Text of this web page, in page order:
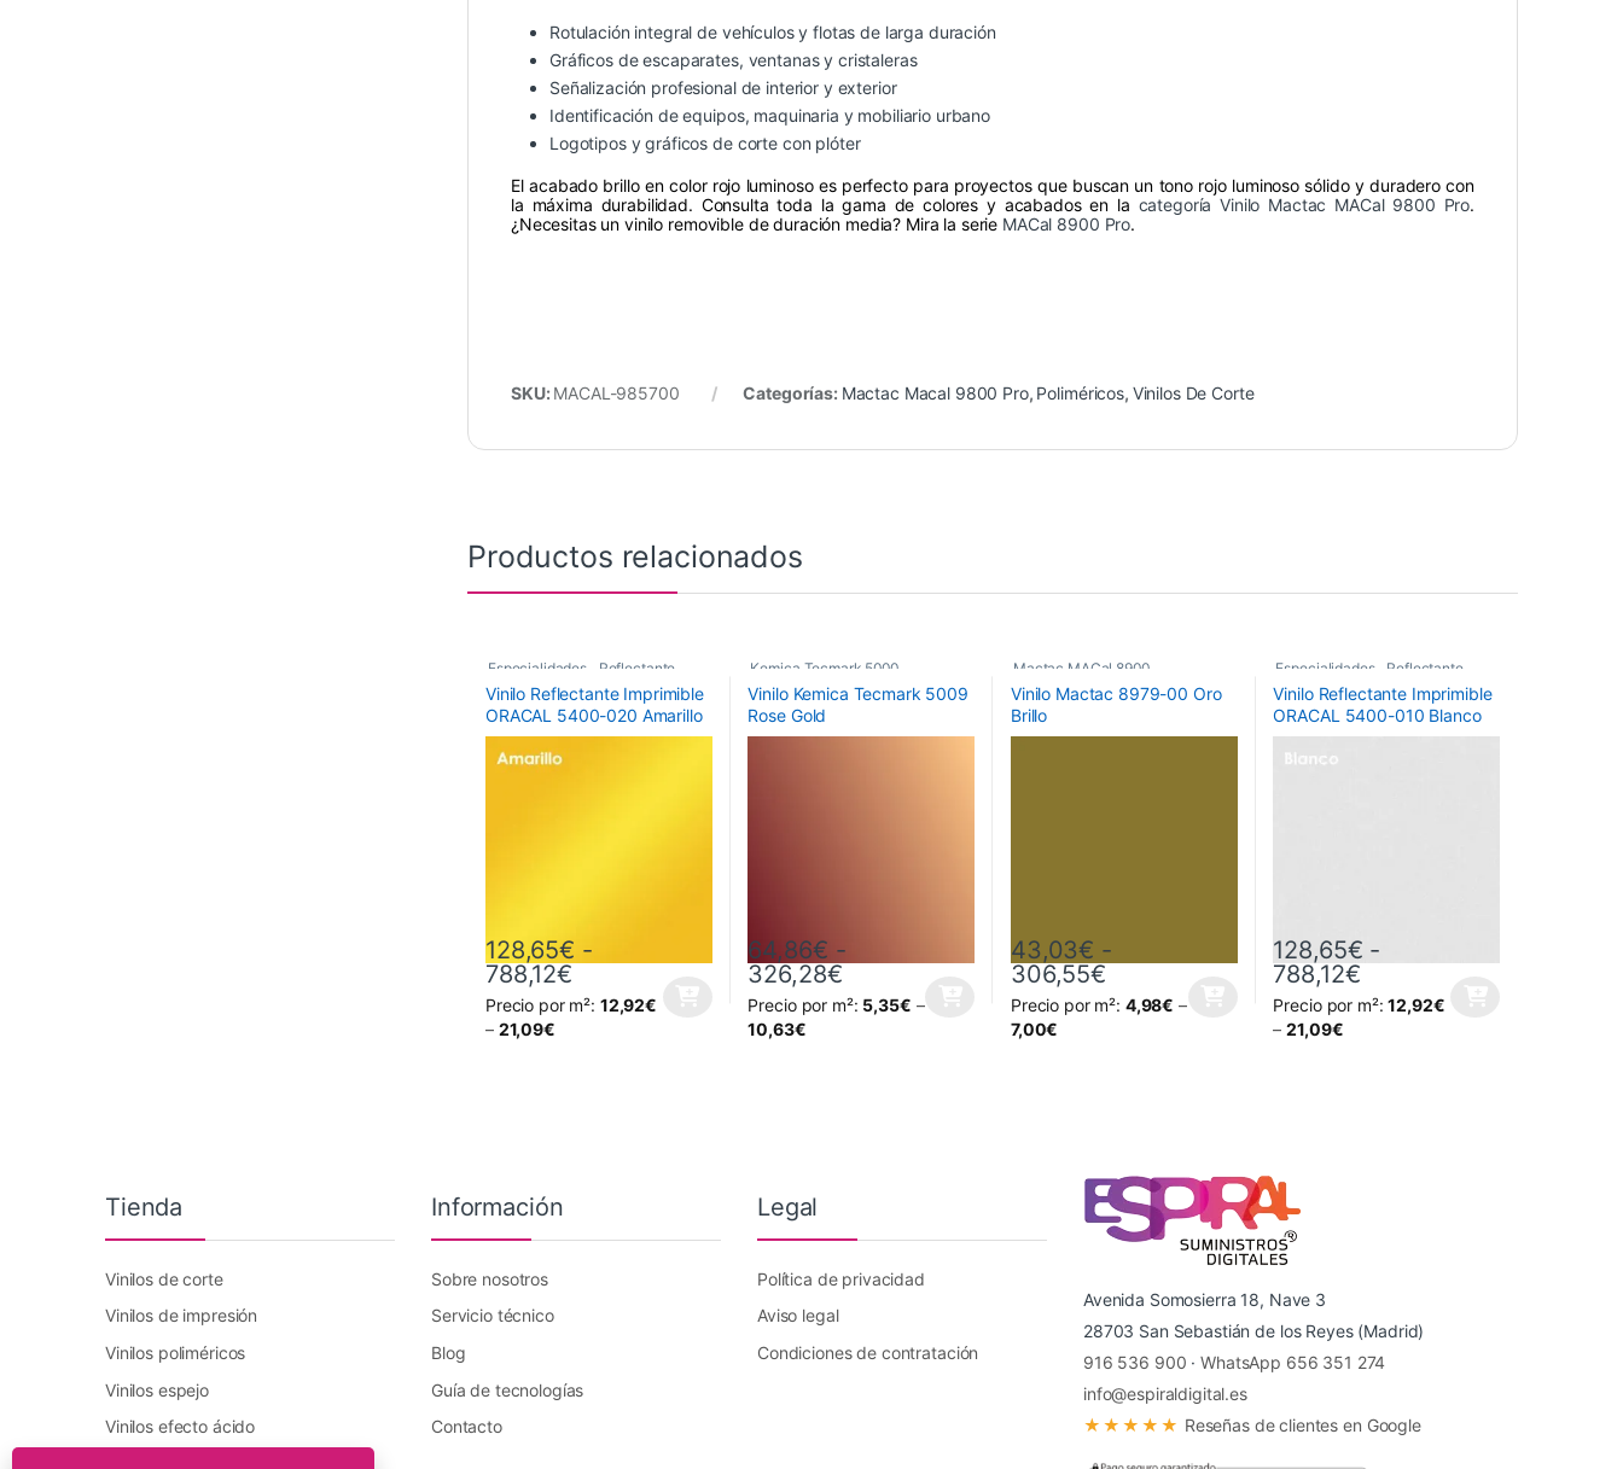
Rotulación integral de vehículos y flotas de larga duración
Gráficos de escaparates, ventanas y cristaleras
Señalización profesional de interior y exterior
Identificación de equipos, maquinaria y mobiliario urbano
Logotipos y gráficos de corte con plóter
El acabado brillo en color rojo luminoso es perfecto para proyectos que buscan un tono rojo luminoso sólido y duradero con
la máxima durabilidad. Consulta toda la gama de colores y acabados en la categoría Vinilo Mactac MACal 9800 Pro.
¿Necesitas un vinilo removible de duración media? Mira la serie MACal 8900 Pro.
SKU: MACAL-985700 Categorías: Mactac Macal 9800 Pro, Poliméricos, Vinilos De Corte
Productos relacionados
Especialidades Reflectante
Vinilos De Corte
Vinilo Reflectante Imprimible
ORACAL 5400-020 Amarillo
128,65€ -
788,12€Rango de precios: desde 128,65€ hasta 788,12€
Precio por m²: 12,92€
– 21,09€
Este producto tiene múltiples variantes. Las opciones se pueden elegir en la página de producto
Kemica Tecmark 5000
Poliméricos ,Vinilos De Corte
Vinilo Kemica Tecmark 5009
Rose Gold
64,86€ -
326,28€Rango de precios: desde 64,86€ hasta 326,28€
Precio por m²: 5,35€ –
10,63€
Este producto tiene múltiples variantes. Las opciones se pueden elegir en la página de producto
Mactac MACal 8900
Monoméricos, Vinilos De Corte
Vinilo Mactac 8979-00 Oro
Brillo
43,03€ -
306,55€Rango de precios: desde 43,03€ hasta
Precio por m²: 4,98€ –
7,00€
Este producto tiene múltiples variantes. Las opciones se pueden elegir en la
Especialidades Reflectante
Vinilos De Corte
Vinilo Reflectante Imprimible
ORACAL 5400-010 Blanco
128,65€ -
788,12€Rango de precios:
Precio por m²:12,92€
– 21,09€
Este producto tiene múltiples variantes. Las
Tienda
Vinilos de corte
Vinilos de impresión
Vinilos poliméricos
Vinilos espejo
Vinilos efecto ácido
Información
Sobre nosotros
Servicio técnico
Blog
Guía de tecnologías
Contacto
Legal
Política de privacidad
Aviso legal
Condiciones de contratación
Avenida Somosierra 18, Nave 3
28703 San Sebastián de los Reyes (Madrid)
916 536 900 ·WhatsApp 656 351 274
info@espiraldigital.es
★★★★★ Reseñas de clientes en Google